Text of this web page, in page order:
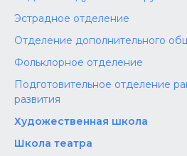
Эстрадное отделение
Отделение дополнительного
Фольклорное отделение
Подготовительное отделение
развития
Художественная школа
Школа‌‌‌‌ театра